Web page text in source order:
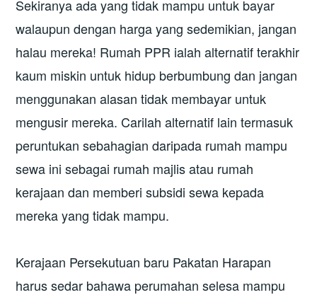
Sekiranya ada yang tidak mampu untuk bayar
walaupun dengan harga yang sedemikian, jangan
halau mereka! Rumah PPR ialah alternatif terakhir
kaum miskin untuk hidup berbumbung dan jangan
menggunakan alasan tidak membayar untuk
mengusir mereka. Carilah alternatif lain termasuk
peruntukan sebahagian daripada rumah mampu
sewa ini sebagai rumah majlis atau rumah
kerajaan dan memberi subsidi sewa kepada
mereka yang tidak mampu.
Kerajaan Persekutuan baru Pakatan Harapan
harus sedar bahawa perumahan selesa mampu